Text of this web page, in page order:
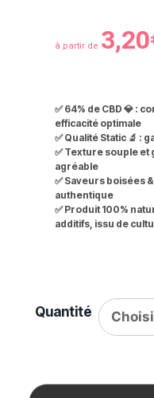
à partir de 3,20
✅64% de CBD 💎 :
efficacité optimale
✅Qualité Static 🔬 :
✅Texture souple et
agréable
✅Saveurs boisées
authentique
✅ Produit 100%
additifs, issu de
Quantité